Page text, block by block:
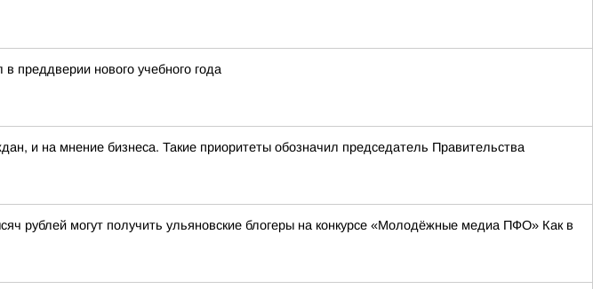
преддверии нового учебного года
и на мнение бизнеса. Такие приоритеты обозначил председатель Правительства
рублей могут получить ульяновские блогеры на конкурсе «Молодёжные медиа ПФО» Как в